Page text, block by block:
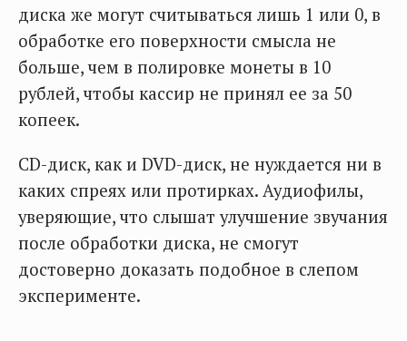
диска же могут считываться лишь 1 или 0, в
обработке его поверхности смысла не
больше, чем в полировке монеты в 10
рублей, чтобы кассир не принял ее за 50
копеек.
CD-диск, как и DVD-диск, не нуждается ни в
каких спреях или протирках. Аудиофилы,
уверяющие, что слышат улучшение звучания
после обработки диска, не смогут
достоверно доказать подобное в слепом
эксперименте.